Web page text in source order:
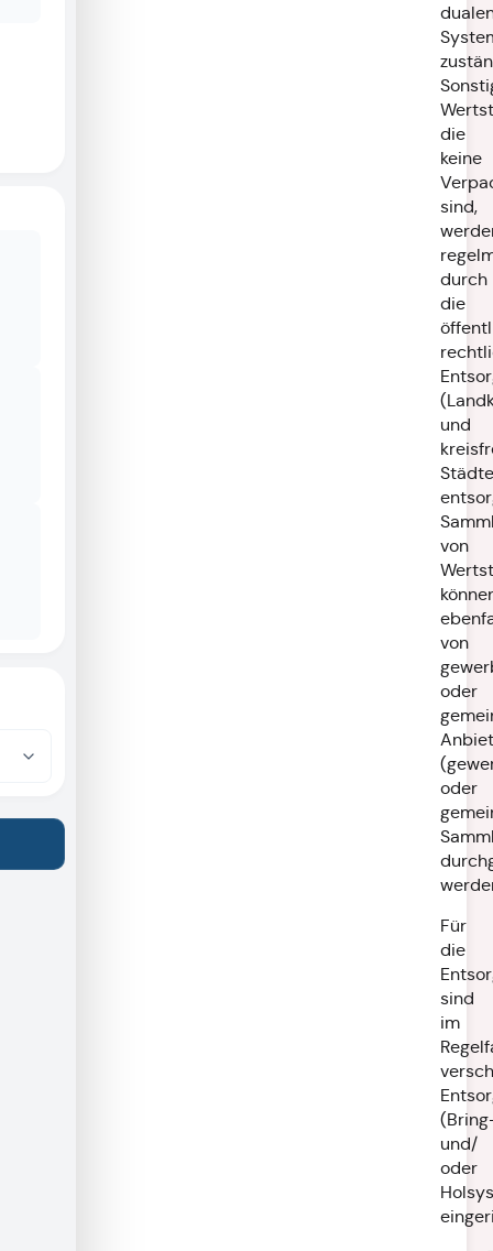
die
keine
sind,
durch
die
und
von
von
oder
oder
Für
die
sind
im
und/
oder